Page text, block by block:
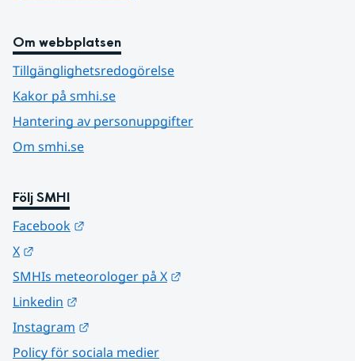
Om webbplatsen
Tillgänglighetsredogörelse
Kakor på smhi.se
Hantering av personuppgifter
Om smhi.se
Följ SMHI
Facebook
X
SMHIs meteorologer på X
Linkedin
Instagram
Policy för sociala medier